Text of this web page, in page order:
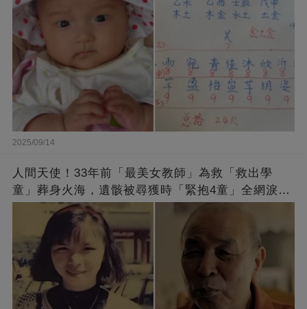
2025/09/14
人間天使！33年前「最美女教師」為救「救出學
童」葬身火海，遺骸被尋獲時「緊抱4童」全網淚
崩：真正的英雄不該被遺忘